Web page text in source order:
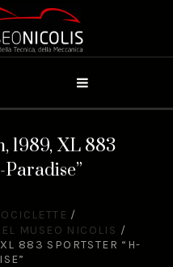
1989, XL 883
/
MUSEO NICOLIS /
883 SPORTSTER “H-